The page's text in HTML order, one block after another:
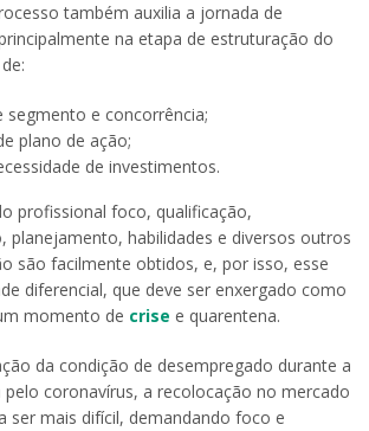
também auxilia a jornada de
na etapa de estruturação do
segmento e concorrência;
plano de ação;
de investimentos.
profissional foco, qualificação,
planejamento, habilidades e diversos outros
são facilmente obtidos, e, por isso, esse
diferencial, que deve ser enxergado como
momento de crise e quarentena.
da condição de desempregado durante a
pelo coronavírus, a recolocação no mercado
ser mais difícil, demandando foco e